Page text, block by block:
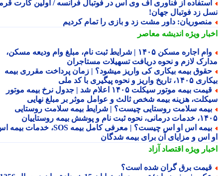
از فناوری اف وی اس در فوتبال فرانسه / اولین کارت قرمز
زد فوتبال جهان!
داور مشت زد و بازی را تمام کردیم
ویژهاندیشه معاصر
وام اجاره مسکن ۱۴۰۵ | شرایط ثبت نام، مبلغ وام ودیعه مسکن،
لازم و نحوه دریافت تسهیلات مستاجران
بیمه بیکاری کی واریز میشود؟ | زمان پرداخت مقرری بیمه
واریز و نحوه پیگیری با کد ملی
قیمت بیمه موتور سیکلت ۱۴۰۵ اعلام شد | جدول نرخ بیمه موتور
هزینه بیمه شخص ثالث و عوامل موثر بر مبلغ نهایی
سلامت روستایی چیست؟ | شرایط بیمه سلامت روستایی
نام و پوشش بیمه روستاییان
بیمه اس او اس چیست؟ | معرفی کامل بیمه SOS، خدمات بیمه اس
اس و مزایای آن برای بیمه شدگان
ویژهاقتصاد آزاد
برق گران شده است؟